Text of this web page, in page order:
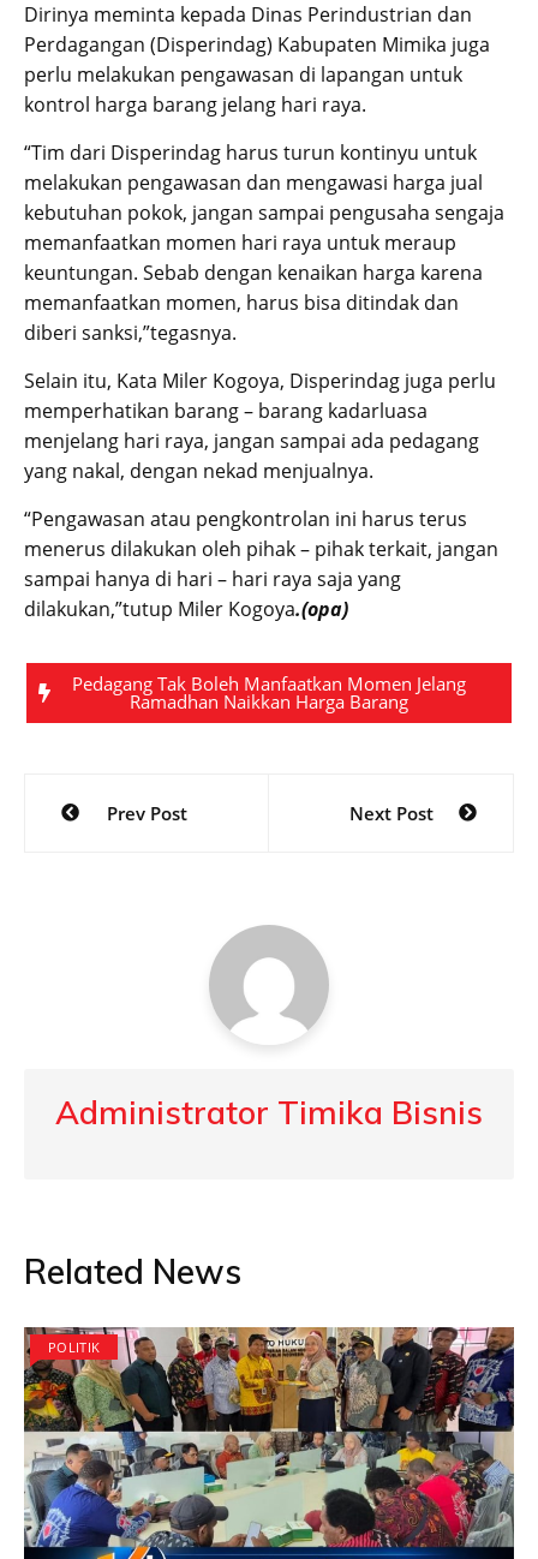
Dirinya meminta kepada Dinas Perindustrian dan
Perdagangan (Disperindag) Kabupaten Mimika juga
perlu melakukan pengawasan di lapangan untuk
kontrol harga barang jelang hari raya.
“Tim dari Disperindag harus turun kontinyu untuk
melakukan pengawasan dan mengawasi harga jual
kebutuhan pokok, jangan sampai pengusaha sengaja
memanfaatkan momen hari raya untuk meraup
keuntungan. Sebab dengan kenaikan harga karena
memanfaatkan momen, harus bisa ditindak dan
diberi sanksi,”tegasnya.
Selain itu, Kata Miler Kogoya, Disperindag juga perlu
memperhatikan barang – barang kadarluasa
menjelang hari raya, jangan sampai ada pedagang
yang nakal, dengan nekad menjualnya.
“Pengawasan atau pengkontrolan ini harus terus
menerus dilakukan oleh pihak – pihak terkait, jangan
sampai hanya di hari – hari raya saja yang
dilakukan,”tutup Miler Kogoya.(opa)
Pedagang Tak Boleh Manfaatkan Momen Jelang
Ramadhan Naikkan Harga Barang
Post
navigation
Prev Post Next Post
Administrator Timika Bisnis
Related News
POLITIK